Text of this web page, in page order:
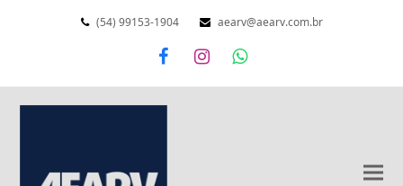
(54) 99153-1904 aearv@aearv.com.br
Facebook
InstagramWhatsapp